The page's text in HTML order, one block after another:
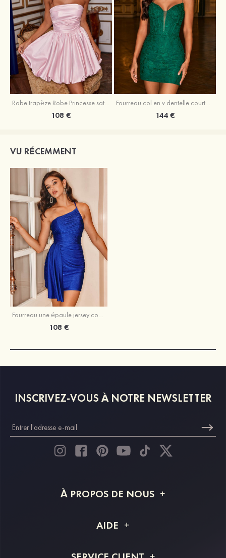
Robe trapèze Robe Princesse satin sans manches courte/mini robe de fête de la rentrée
108 €
Fourreau col en v dentelle courte/mini robe de fête de la rentré avec perles
144 €
VU RÉCEMMENT
Fourreau une épaule jersey courte/mini robe de fête de la rentrée
108 €
INSCRIVEZ-VOUS À NOTRE NEWSLETTER
À PROPOS DE NOUS
Livraison
AIDE